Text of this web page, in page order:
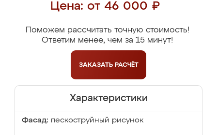
Цена: от 46 000 ₽
Поможем рассчитать точную стоимость!
Ответим менее, чем за 15 минут!
ЗАКАЗАТЬ РАСЧЁТ
Характеристики
Фасад: пескоструйный рисунок